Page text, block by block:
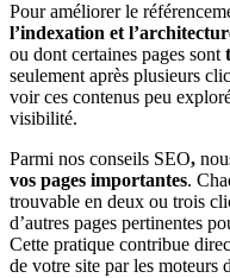
Pour améliorer le
l’indexation et
ou dont certaines pages sont
seulement après plusieurs
voir ces contenus peu
visibilité.
Parmi nos conseils SEO,
vos pages importantes.
trouvable en deux ou trois
d’autres pages pertinentes
Cette pratique contribue
de votre site par les moteurs